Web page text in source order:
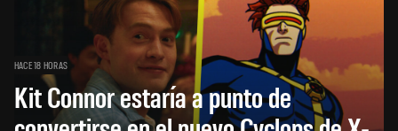
HACE 18 HORAS
Kit Connor estaría a punto de